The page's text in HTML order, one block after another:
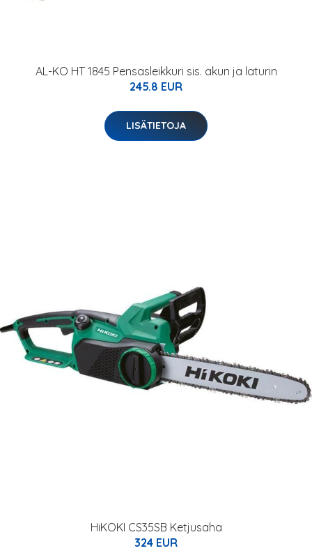
AL-KO HT 1845 Pensasleikkuri sis. akun ja laturin
245.8 EUR
LISÄTIETOJA
HiKOKI CS35SB Ketjusaha
324 EUR